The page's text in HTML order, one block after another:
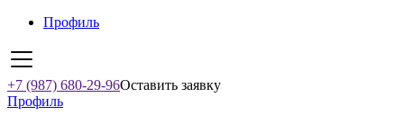
Профиль
+7 (987) 680-29-96Оставить заявку
Профиль